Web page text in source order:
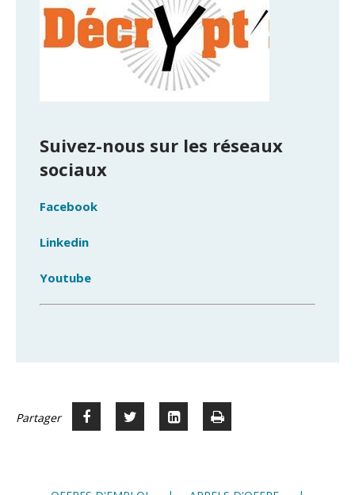
Suivez-nous sur les réseaux
sociaux
Facebook
Linkedin
Youtube
Partager Partager
Partager
Voir
Imprimer